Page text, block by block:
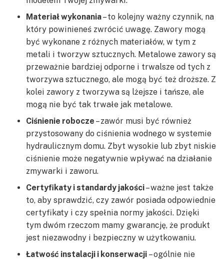
Materiał wykonania– to kolejny ważny czynnik, na
który powinieneś zwrócić uwagę. Zawory mogą
być wykonane z różnych materiałów, w tym z
metali i tworzyw sztucznych. Metalowe zawory są
przeważnie bardziej odporne i trwalsze od tych z
tworzywa sztucznego, ale mogą być też droższe. Z
kolei zawory z tworzywa są lżejsze i tańsze, ale
mogą nie być tak trwałe jak metalowe.
Ciśnienie robocze – zawór musi być również
przystosowany do ciśnienia wodnego w systemie
hydraulicznym domu. Zbyt wysokie lub zbyt niskie
ciśnienie może negatywnie wpływać na działanie
zmywarki i zaworu.
Certyfikaty i standardy jakości– ważne jest także
to, aby sprawdzić, czy zawór posiada odpowiednie
certyfikaty i czy spełnia normy jakości. Dzięki
tym dwóm rzeczom mamy gwarancję, że produkt
jest niezawodny i bezpieczny w użytkowaniu.
Łatwość instalacji i konserwacji – ogólnie nie